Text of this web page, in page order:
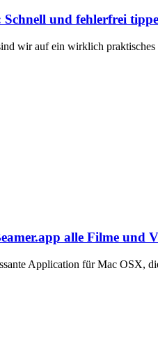
und fehlerfrei
wir auf ein wirklich
alle Filme und
Application für Mac OSX,